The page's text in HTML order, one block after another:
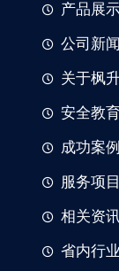
产品展
公司新闻
关于枫
安全教
成功案例
服务项目
相关资
省内行